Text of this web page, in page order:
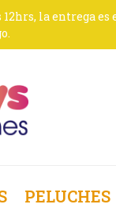
la entrega
PELUCHES